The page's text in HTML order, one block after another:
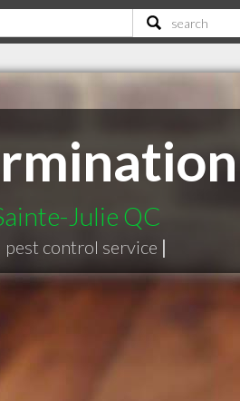
Julie QC
pest control service |